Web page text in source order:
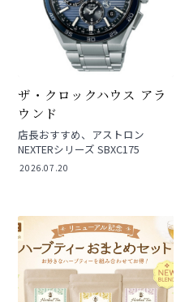
ザ・クロックハウス アラ
ウンド
店長おすすめ、アストロン
NEXTERシリーズ SBXC175
2026.07.20